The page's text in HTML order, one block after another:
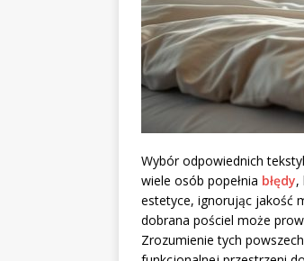
Wybór odpowiednich
wiele osób popełnia błędy,
estetyce, ignorując jakość
dobrana pościel może
Zrozumienie tych